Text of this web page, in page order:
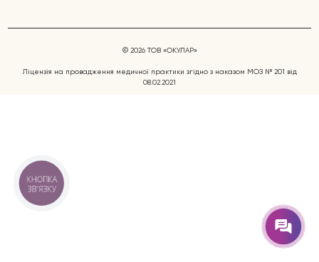
Захворювання очей
© 2026 ТОВ «ОКУЛАР»
Ліцензія на провадження медичної практики згідно з наказом МОЗ № 201 від
08.02.2021
КНОПКА
ЗВ'ЯЗКУ